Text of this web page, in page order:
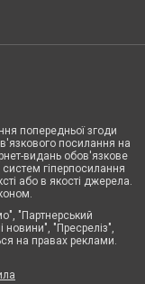
попередньої згоди
посилання на
видань обов'язкове
гіперпосилання
або в якості джерела.
"Партнерський
новини", "Пресреліз",
на правах реклами.